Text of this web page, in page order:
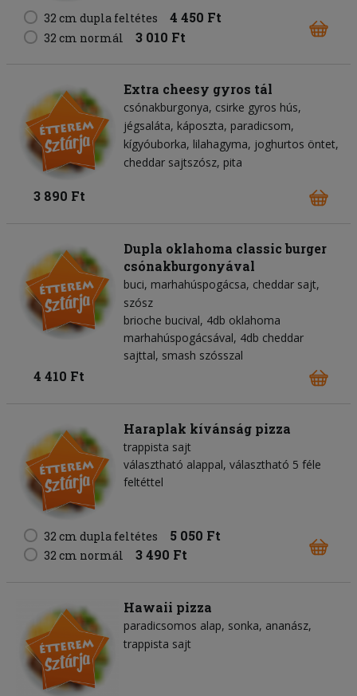
32 cm dupla feltétes 4 450 Ft
32 cm normál 3 010 Ft
Extra cheesy gyros tál
csónakburgonya csirke gyros hús
jégsaláta káposzta paradicsom
kígyóuborka lilahagyma joghurtos öntet
cheddar sajtszósz pita
3 890 Ft
Dupla oklahoma classic burger
csónakburgonyával
buci marhahúspogácsa cheddar sajt
szósz
brioche bucival, 4db oklahoma
marhahúspogácsával, 4db cheddar
sajttal, smash szósszal
4 410 Ft
Haraplak kívánság pizza
trappista sajt
választható alappal, választható 5 féle
feltéttel
32 cm dupla feltétes 5 050 Ft
32 cm normál 3 490 Ft
Hawaii pizza
paradicsomos alap sonka ananász
trappista sajt